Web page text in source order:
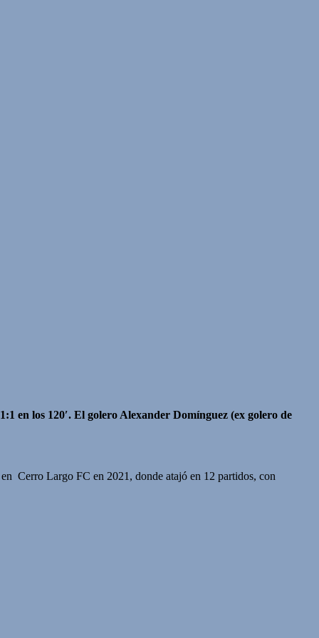
en los 120′. El golero Alexander Domínguez (ex golero de
Cerro Largo FC en 2021, donde atajó en 12 partidos, con